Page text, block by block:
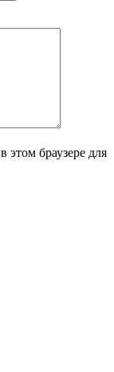
этом браузере для